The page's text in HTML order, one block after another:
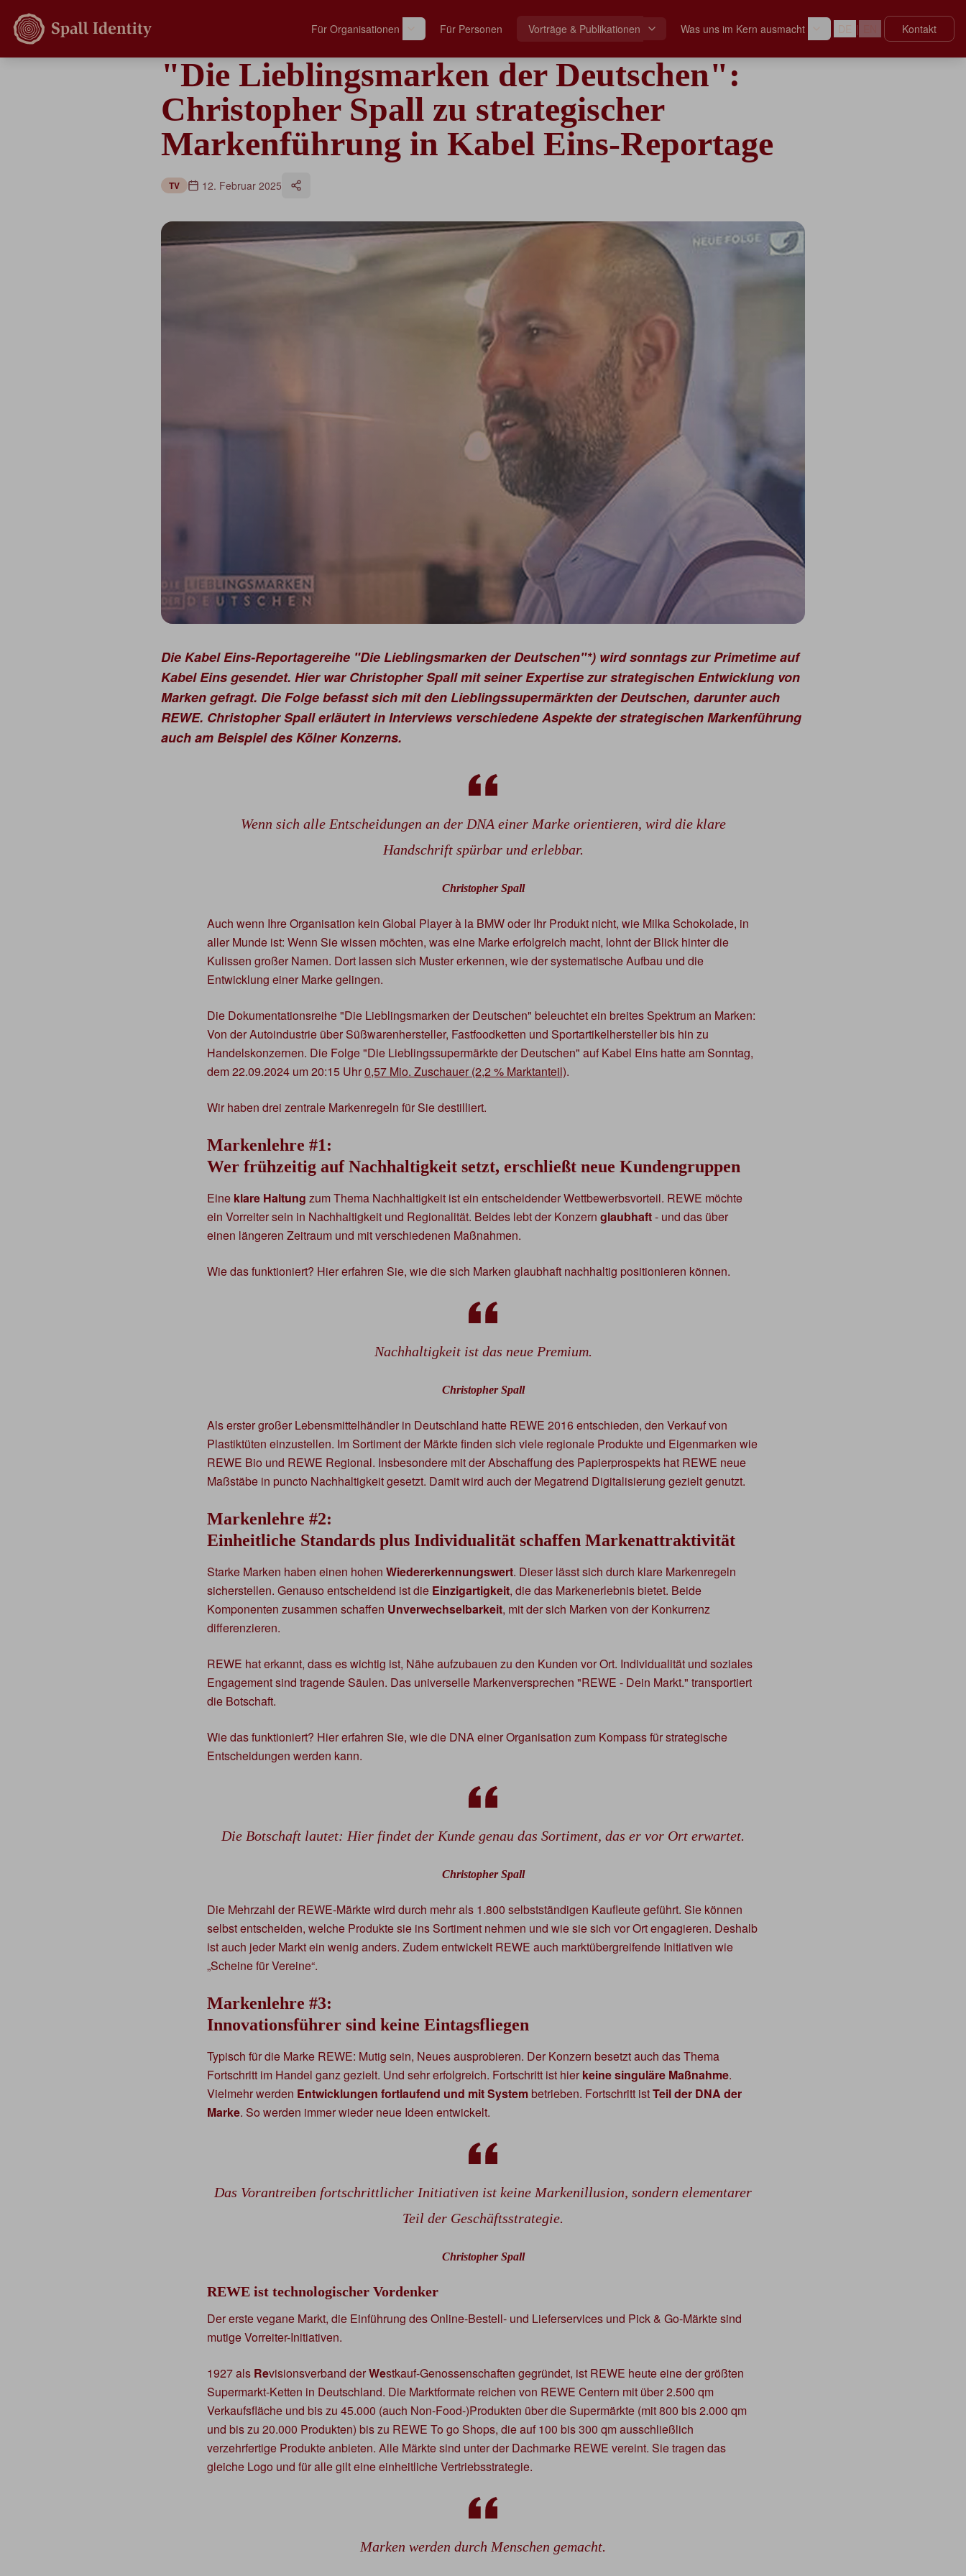
Für Organisationen Für Personen Vorträge & Publikationen Was uns im Kern ausmacht DE | Kontakt
"Die Lieblingsmarken der Deutschen":
Christopher Spall zu strategischer
Markenführung in Kabel Eins-Reportage
TV 12. Februar 2025
Die Kabel Eins-Reportagereihe "Die Lieblingsmarken der Deutschen"*) wird sonntags zur Primetime auf
Kabel Eins gesendet. Hier war Christopher Spall mit seiner Expertise zur strategischen Entwicklung von
Marken gefragt. Die Folge befasst sich mit den Lieblingssupermärkten der Deutschen, darunter auch
REWE. Christopher Spall erläutert in Interviews verschiedene Aspekte der strategischen Markenführung
auch am Beispiel des Kölner Konzerns.
Wenn sich alle Entscheidungen an der DNA einer Marke orientieren, wird die klare
Handschrift spürbar und erlebbar.
Christopher Spall
Auch wenn Ihre Organisation kein Global Player à la BMW oder Ihr Produkt nicht, wie Milka Schokolade, in
aller Munde ist: Wenn Sie wissen möchten, was eine Marke erfolgreich macht, lohnt der Blick hinter die
Kulissen großer Namen. Dort lassen sich Muster erkennen, wie der systematische Aufbau und die
Entwicklung einer Marke gelingen.
Die Dokumentationsreihe "Die Lieblingsmarken der Deutschen" beleuchtet ein breites Spektrum an Marken:
Von der Autoindustrie über Süßwarenhersteller, Fastfoodketten und Sportartikelhersteller bis hin zu
Handelskonzernen. Die Folge "Die Lieblingssupermärkte der Deutschen" auf Kabel Eins hatte am Sonntag,
dem 22.09.2024 um 20:15 Uhr0,57 Mio. Zuschauer (2,2 % Marktanteil).
Wir haben drei zentrale Markenregeln für Sie destilliert.
Markenlehre #1:
Wer frühzeitig auf Nachhaltigkeit setzt, erschließt neue Kundengruppen
Eine klare Haltung zum Thema Nachhaltigkeit ist ein entscheidender Wettbewerbsvorteil. REWE möchte
ein Vorreiter sein in Nachhaltigkeit und Regionalität. Beides lebt der Konzern glaubhaft- und das über
einen längeren Zeitraum und mit verschiedenen Maßnahmen.
Wie das funktioniert? Hier erfahren Sie, wie die sich Marken glaubhaft nachhaltig positionieren können.
Nachhaltigkeit ist das neue Premium.
Christopher Spall
Als erster großer Lebensmittelhändler in Deutschland hatte REWE 2016 entschieden, den Verkauf von
Plastiktüten einzustellen. Im Sortiment der Märkte finden sich viele regionale Produkte und Eigenmarken wie
REWE Bio und REWE Regional. Insbesondere mit der Abschaffung des Papierprospekts hat REWE neue
Maßstäbe in puncto Nachhaltigkeit gesetzt. Damit wird auch der Megatrend Digitalisierung gezielt genutzt.
Markenlehre #2:
Einheitliche Standards plus Individualität schaffen Markenattraktivität
Starke Marken haben einen hohen Wiedererkennungswert. Dieser lässt sich durch klare Markenregeln
sicherstellen. Genauso entscheidend ist die Einzigartigkeit, die das Markenerlebnis bietet. Beide
Komponenten zusammen schaffen Unverwechselbarkeit, mit der sich Marken von der Konkurrenz
differenzieren.
REWE hat erkannt, dass es wichtig ist, Nähe aufzubauen zu den Kunden vor Ort. Individualität und soziales
Engagement sind tragende Säulen. Das universelle Markenversprechen "REWE - Dein Markt." transportiert
die Botschaft.
Wie das funktioniert? Hier erfahren Sie, wie die DNA einer Organisation zum Kompass für strategische
Entscheidungen werden kann.
Die Botschaft lautet: Hier findet der Kunde genau das Sortiment, das er vor Ort erwartet.
Christopher Spall
Die Mehrzahl der REWE-Märkte wird durch mehr als 1.800 selbstständigen Kaufleute geführt. Sie können
selbst entscheiden, welche Produkte sie ins Sortiment nehmen und wie sie sich vor Ort engagieren. Deshalb
ist auch jeder Markt ein wenig anders. Zudem entwickelt REWE auch marktübergreifende Initiativen wie
„Scheine für Vereine“.
Markenlehre #3:
Innovationsführer sind keine Eintagsfliegen
Typisch für die Marke REWE: Mutig sein, Neues ausprobieren. Der Konzern besetzt auch das Thema
Fortschritt im Handel ganz gezielt. Und sehr erfolgreich. Fortschritt ist hier keine singuläre Maßnahme.
Vielmehr werden Entwicklungen fortlaufend und mit Systembetrieben. Fortschritt istTeil der DNA der
Marke. So werden immer wieder neue Ideen entwickelt.
Das Vorantreiben fortschrittlicher Initiativen ist keine Markenillusion, sondern elementarer
Teil der Geschäftsstrategie.
Christopher Spall
REWE ist technologischer Vordenker
Der erste vegane Markt, die Einführung des Online-Bestell- und Lieferservices und Pick & Go-Märkte sind
mutige Vorreiter-Initiativen.
1927 als Revisionsverband derWestkauf-Genossenschaften gegründet, ist REWE heute eine der größten
Supermarkt-Ketten in Deutschland. Die Marktformate reichen von REWE Centern mit über 2.500 qm
Verkaufsfläche und bis zu 45.000 (auch Non-Food-)Produkten über die Supermärkte (mit 800 bis 2.000 qm
und bis zu 20.000 Produkten) bis zu REWE To go Shops, die auf 100 bis 300 qm ausschließlich
verzehrfertige Produkte anbieten. Alle Märkte sind unter der Dachmarke REWE vereint. Sie tragen das
gleiche Logo und für alle gilt eine einheitliche Vertriebsstrategie.
Marken werden durch Menschen gemacht.